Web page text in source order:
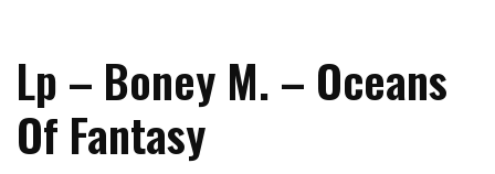
Lp – Boney M. – Oceans
Of Fantasy